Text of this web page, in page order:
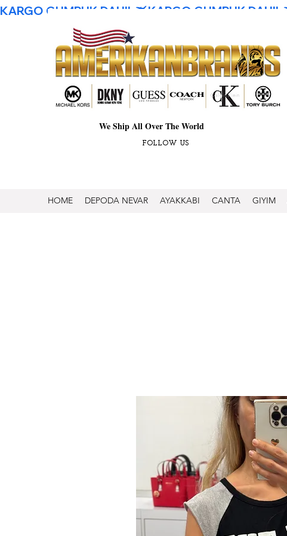
KARGO GUMRUK DAHIL
We Ship All Over The World
FOLLOW US
HOME DEPODA NEVAR AYAKKABI CANTA GIYIM